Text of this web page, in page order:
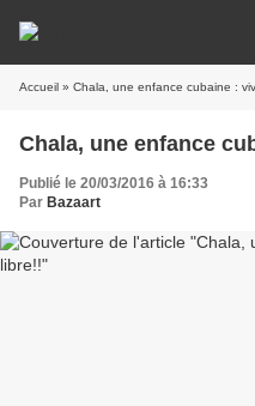
Accueil » Chala, une enfance cubaine :
Chala, une enfance
Publié le 20/03/2016 à 16:33
Par Bazaart